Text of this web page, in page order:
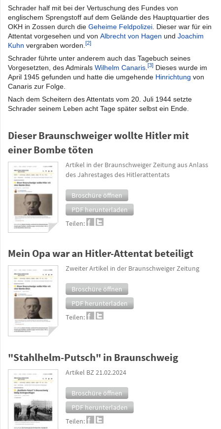
Schrader half mit bei der Vertuschung des Fundes von
englischem Sprengstoff auf dem Gelände des Hauptquartier des
OKH in Zossen durch die Geheime Feldpolizei . Dieser war für ein
Attentat vorgesehen und von Albrecht von Hagen und Joachim
Kuhn vergraben worden. [2]
Schrader führte unter anderem auch das Tagebuch seines
Vorgesetzten, des Admirals Wilhelm Canaris [3] Dieses wurde im
April 1945 gefunden und hatte die umgehende Hinrichtung von
Canaris zur Folge.
Nach dem Scheitern des Attentats vom 20. Juli 1944 setzte
Schrader seinem Leben acht Tage später selbst ein Ende.
Dieser Braunschweiger wollte Hitler mit
einer Bombe töten
Artikel in der Braunschweiger Zeitung aus Anlass
des Jahrestages des Hitlerattentats
Broschüre öffnen
PDF herunterladen
Teilen:
Mein Opa war an Hitler-Attentat beteiligt
Zweiter Artikel in der Braunschweiger Zeitung
Broschüre öffnen
PDF herunterladen
Teilen:
"Stahlhelm-Putsch" in Braunschweig
Artikel BZ 21.02.2024
Broschüre öffnen
PDF herunterladen
Teilen: